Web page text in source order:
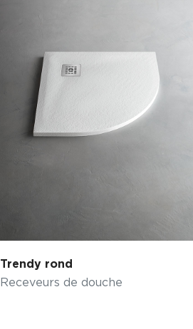
Trendy rond
Receveurs de douche